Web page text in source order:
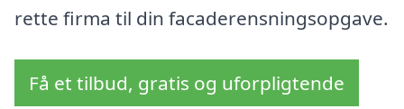
rette firma til din facaderensningsopgave.
Få et tilbud, gratis og uforpligtende